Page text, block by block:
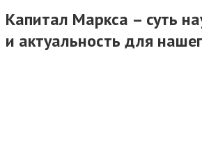
Капитал Маркса – суть
и актуальность для